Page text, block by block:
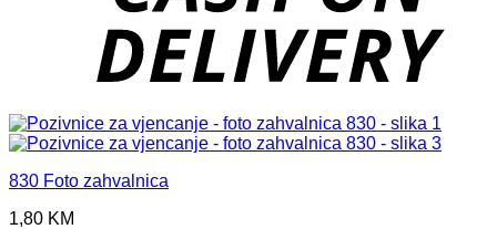
830 Foto zahvalnica
1,80 KM